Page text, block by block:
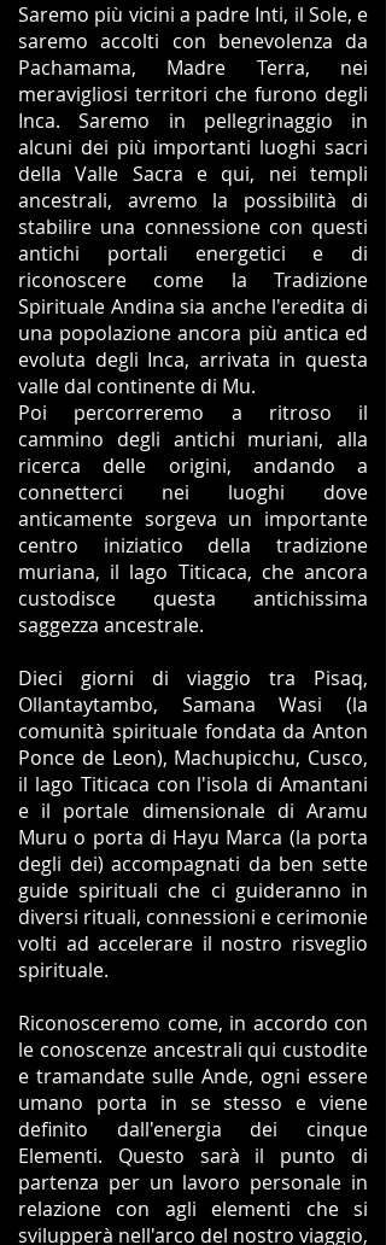
Saremo più vicini a padre Inti, il Sole, e
saremo accolti con benevolenza da
Pachamama, Madre Terra, nei
meravigliosi territori che furono degli
Inca. Saremo in pellegrinaggio in
alcuni dei più importanti luoghi sacri
della Valle Sacra e qui, nei templi
ancestrali, avremo la possibilità di
stabilire una connessione con questi
antichi portali energetici e di
riconoscere come la Tradizione
Spirituale Andinasia anche l'eredita di
una popolazione ancora più antica ed
evoluta degli Inca, arrivata in questa
valle dal continente di Mu.
Poi percorreremo a ritroso il
cammino degli antichi muriani, alla
ricerca delle origini, andando a
connetterci nei luoghi dove
anticamente sorgeva un importante
centro iniziatico della tradizione
muriana, il lago Titicaca, che ancora
custodisce questa antichissima
saggezza ancestrale.
Dieci giorni di viaggio tra Pisaq,
Ollantaytambo, Samana Wasi (la
comunità spirituale fondata da Anton
Ponce de Leon), Machupicchu, Cusco,
il lago Titicaca con l'isola di Amantani
e il portale dimensionale di Aramu
Muru o porta di Hayu Marca (la porta
degli dei) accompagnati da ben sette
guide spirituali che ci guideranno in
diversi rituali, connessioni e cerimonie
volti ad accelerare il nostro risveglio
spirituale.
Riconosceremo come, in accordo con
le conoscenze ancestrali qui custodite
e tramandate sulle Ande, ogni essere
umano porta in se stesso e viene
definito dall'energia dei cinque
Elementi. Questo sarà il punto di
partenza per un lavoro personale in
relazione con agli elementi che si
svilupperà nell'arco del nostro viaggio,